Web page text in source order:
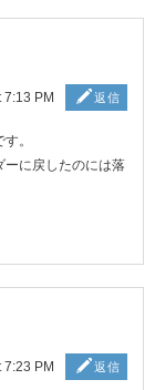
PM 返信
。
ーに戻したのには落
PM 返信